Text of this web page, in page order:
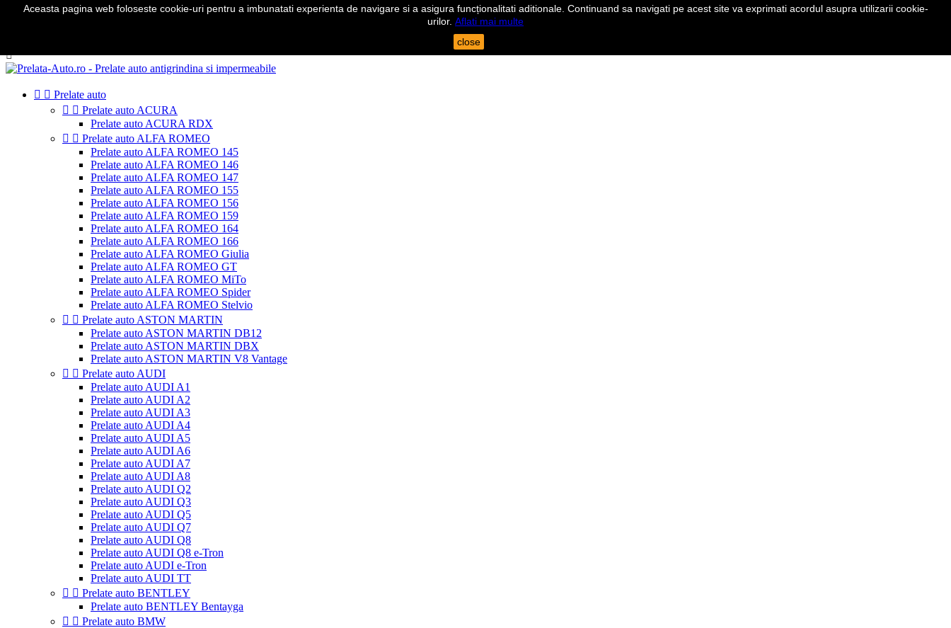
Telefon:0724 571 115

  Prelate auto
  Prelate auto ACURA
Prelate auto ACURA RDX
  Prelate auto ALFA ROMEO
Prelate auto ALFA ROMEO 145
Prelate auto ALFA ROMEO 146
Prelate auto ALFA ROMEO 147
Prelate auto ALFA ROMEO 155
Prelate auto ALFA ROMEO 156
Prelate auto ALFA ROMEO 159
Prelate auto ALFA ROMEO 164
Prelate auto ALFA ROMEO 166
Prelate auto ALFA ROMEO Giulia
Prelate auto ALFA ROMEO GT
Prelate auto ALFA ROMEO MiTo
Prelate auto ALFA ROMEO Spider
Prelate auto ALFA ROMEO Stelvio
  Prelate auto ASTON MARTIN
Prelate auto ASTON MARTIN DB12
Prelate auto ASTON MARTIN DBX
Prelate auto ASTON MARTIN V8 Vantage
  Prelate auto AUDI
Prelate auto AUDI A1
Prelate auto AUDI A2
Prelate auto AUDI A3
Prelate auto AUDI A4
Prelate auto AUDI A5
Prelate auto AUDI A6
Prelate auto AUDI A7
Prelate auto AUDI A8
Prelate auto AUDI Q2
Prelate auto AUDI Q3
Prelate auto AUDI Q5
Prelate auto AUDI Q7
Prelate auto AUDI Q8
Prelate auto AUDI Q8 e-Tron
Prelate auto AUDI e-Tron
Prelate auto AUDI TT
  Prelate auto BENTLEY
Prelate auto BENTLEY Bentayga
  Prelate auto BMW
Aceasta pagina web foloseste cookie-uri pentru a imbunatati experienta de navigare si a asigura funcționalitati aditionale. Continuand sa navigati pe acest site va exprimati acordul asupra utilizarii cookie-
urilor. Aflati mai multe
close